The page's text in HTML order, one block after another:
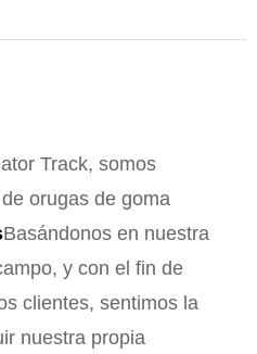
Track, somos
orugas de goma
Basándonos en nuestra
y con el fin de
clientes, sentimos la
nuestra propia